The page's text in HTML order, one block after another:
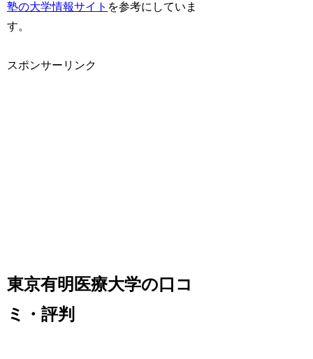
塾の大学情報サイト を参考にしていま
す。
スポンサーリンク
東京有明医療大学の口コ
ミ・評判